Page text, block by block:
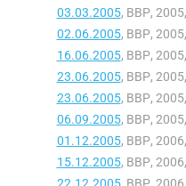
03.03.2005, ВВР,
02.06.2005, ВВР,
16.06.2005, ВВР,
23.06.2005, ВВР,
23.06.2005, ВВР,
06.09.2005, ВВР,
01.12.2005, ВВР,
15.12.2005, ВВР,